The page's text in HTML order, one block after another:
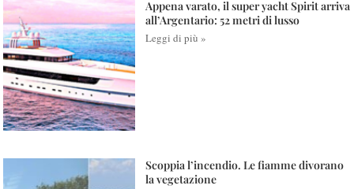
Appena varato, il super yacht Spirit arriva
all’Argentario: 52 metri di lusso
Leggi di più »
Scoppia l’incendio. Le fiamme divorano
la vegetazione